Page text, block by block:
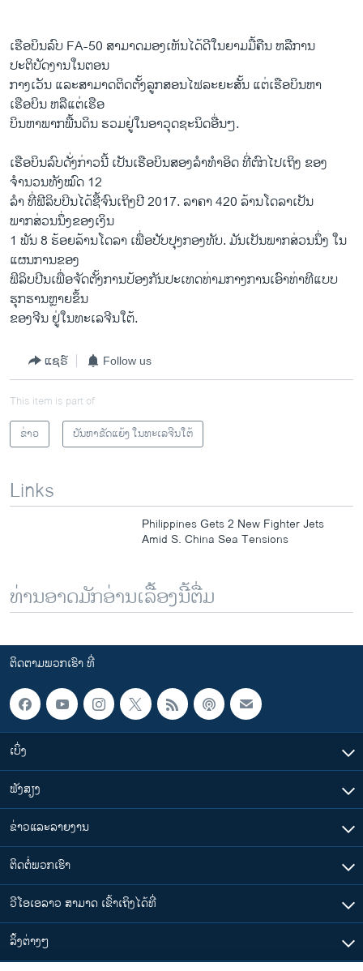
ເຮືອບິນ​ລົບ FA-50 ສາມາດ​ມອງເຫັນໄດ້ດີ​ໃນຍາມ​ມື້​ຄືນ ຫລື​ການ​
ປະຕິບັດ​ງານໃນຕອນ
​ກາງ​ເວັນ ​ແລະ​ສາມາດຕິດ​ຕັ້ງລູກ​ສອນ​ໄຟ​ລະຍະ​ສັ້ນ ​ແຕ່​ເຮືອບິນ​ຫາ​
ເຮືອບິນ ຫລືແຕ່​ເຮືອ
ບິນ​ຫາ​ພາກພື້ນດິນ ຮວມຢູ່​ໃນ​ອາວຸດ​ຊະນິດ​ອື່ນໆ.
​ເຮືອບິນ​ລົບດັ່ງກ່າວ​ນີ້ ​ເປັນ​ເຮືອບິນ​ສອງ​ລຳທຳ​ອິດ ​ທີ່ຕົກໄປເຖິງ ຂອງ
ຈຳນວນທັງ​ໝົດ 12
ລຳ ​ທີ່​ຟີ​ລິບ​ປິນ​ໄດ້ຊື້ຈົນ​ເຖິງ​ປີ 2017. ລາຄາ 420 ລ້ານ​ໂດ​ລາເປັນ​
ພາກສ່ວນ​ນຶ່ງຂອງເງິນ
1 ພັນ 8 ຮ້ອຍ​ລ້ານ​ໂດ​ລາ ​ເພື່ອ​ປັບປຸງກອງທັບ. ມັນ​ເປັນພາກ​ສ່ວນນຶ່ງ ໃນ
ແຜນການຂອງ
ຟິລິບ​ປີນ​ເພື່ອ​ຈັດຕັ້ງການ​ປ້ອງ​ກັນປະ​ເທດທ່າມກາງການເອົາທ່າທີແບບ
ຮຸກຮານຫຼາຍຂຶ້ນ
ຂອງ​ຈີນ ຢູ່ໃນ​ທະ​ເລ​ຈີນ​ໃຕ້.
ແຊຣ໌ Follow us
This item is part of
ຂ່າວ
ບັນຫາຂັດແຍ້ງ ໃນທະເລຈີນໃຕ້
Links
Philippines Gets 2 New Fighter Jets
Amid S. China Sea Tensions
ທ່ານອາດມັກອ່ານເລື້ອງນີ້ຕື່ມ
ຕິດຕາມພວກເຮົາ ທີ່
ເບິ່ງ
ຟັງສຽງ
ຂ່າວແລະລາຍງານ
ຕິດຕໍ່ພວກເຮົາ
ວີໂອເອລາວ ສາມາດ ເຂົ້າເຖິງໄດ້ທີ່
​ລິ້ງ​ຕ່າງໆ